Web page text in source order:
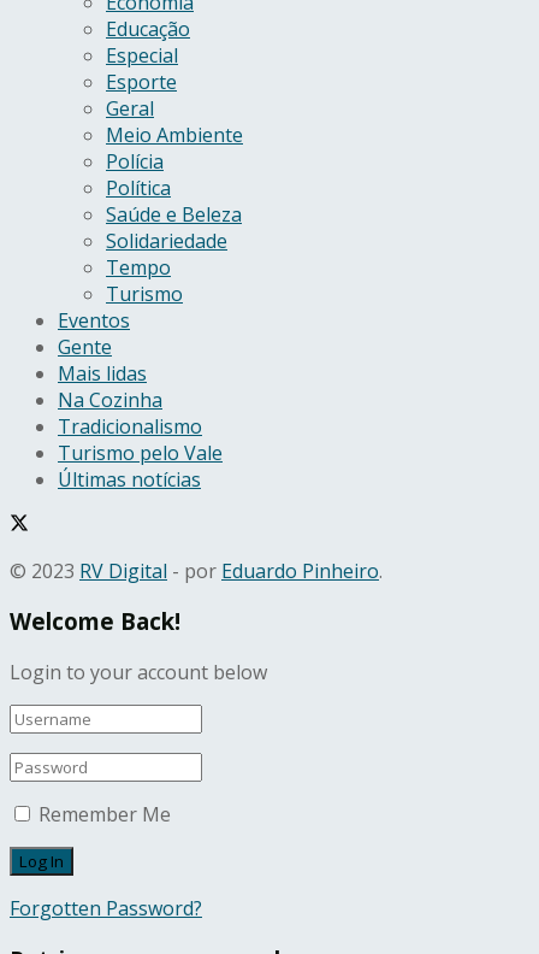
Educação
Especial
Esporte
Geral
Meio Ambiente
Polícia
Política
Saúde e Beleza
Solidariedade
Tempo
Turismo
Eventos
Gente
Mais lidas
Na Cozinha
Tradicionalismo
Turismo pelo Vale
Últimas notícias
© 2023 RV Digital - por Eduardo Pinheiro.
Welcome Back!
Login to your account below
Remember Me
Forgotten Password?